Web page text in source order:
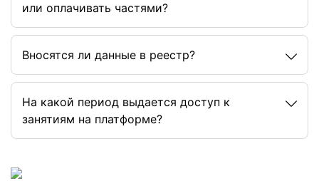
или оплачивать частями?
Вносятся ли данные в реестр?
На какой период выдается доступ к
занятиям на платформе?